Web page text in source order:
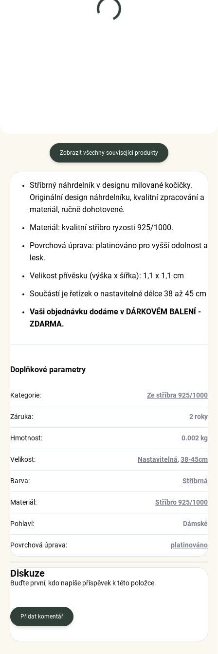
Zobrazit všechny související produkty
Stříbrný náhrdelník v designu milované kočičky.
Originální design náhrdelníku, kvalitní zpracování a
materiál, ručně dohotovené.
Materiál: kvalitní stříbro ryzosti 925/1000.
Povrchová úprava: platinováno pro vyšší odolnost a
lesk.
Velikost přívěsku (výška x šířka): 1,1 x 1,1 cm
Součástí je řetízek o nastavitelné délce 38 až 45 cm
Vaši objednávku dodáme v DÁRKOVÉM BALENÍ -
ZDARMA.
Doplňkové parametry
Kategorie: Ze stříbra 925/1000
Záruka: 2 roky
Hmotnost: 0.002 kg
Velikost: Nastavitelná,38-45cm
Barva: Stříbrná
Materiál : Stříbro 925/1000
Pohlaví: Dámské
Povrchová úprava: platinováno
Diskuze
Buďte první, kdo napíše příspěvek k této položce.
Přidat komentář